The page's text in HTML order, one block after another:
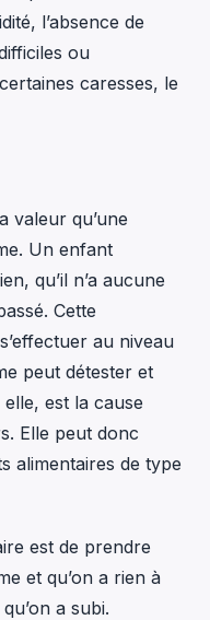
l’absence de
ou
caresses, le
valeur qu’une
Un enfant
qu’il n’a aucune
Cette
au niveau
peut détester et
est la cause
Elle peut donc
alimentaires de type
est de prendre
et qu’on a rien à
a subi.